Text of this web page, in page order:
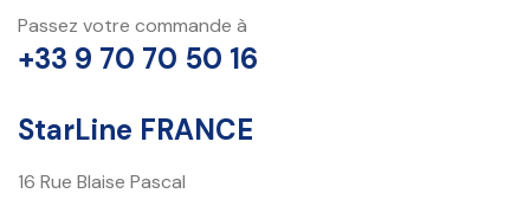
Passez votre commande à
+33 9 70 70 50 16
StarLine FRANCE
16 Rue Blaise Pascal